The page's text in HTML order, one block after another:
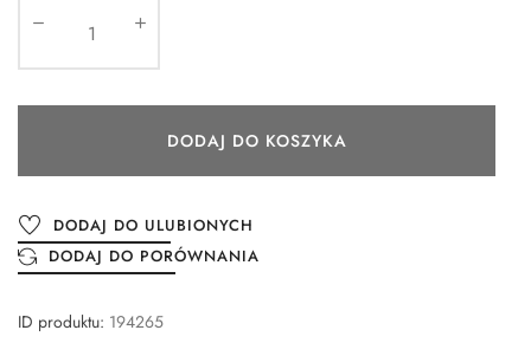
DODAJ DO KOSZYKA
DODAJ DO ULUBIONYCH
DODAJ DO PORÓWNANIA
ID produktu: 194265